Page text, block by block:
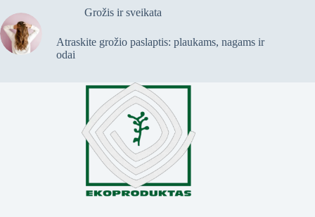
Grožis ir sveikata
Atraskite grožio paslaptis: plaukams, nagams ir
odai